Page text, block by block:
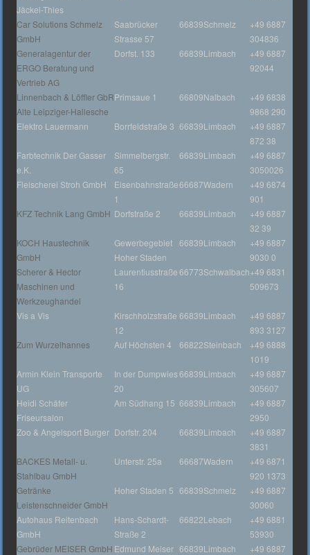
Jäckel-Thies
Car Solutions Schmelz
GmbH
Saabrücker
Strasse 57
66839Schmelz
+49 6887
304836
Generalagentur der
ERGO Beratung und
Vertrieb AG
Dorfst. 133 66839Limbach
+49 6887
92044
Linnenbach & Löffler GbR
Alte Leipziger-Hallesche
Primsaue 1 66809Nalbach
+49 6838
9868 290
Elektro Lauermann
Borrfeldstraße 3 66839Limbach
+49 6887
872 38
Farbtechnik Der Gasser
e.K.
Simmelbergstr.
65
66839Limbach
+49 6887
3050026
Fleischerei Stroh GmbH
Eisenbahnstraße
1
66687Wadern
+49 6874
901
KFZ Technik Lang GmbH Dorfstraße 2 66839Limbach
+49 6887
32 39
KOCH Haustechnik
GmbH
Gewerbegebiet
Hoher Staden
66839Limbach
+49 6887
9030 0
Scherer & Hector
Maschinen und
Werkzeughandel
Laurentiusstraße
16
66773Schwalbach+49 6831
509673
Vis a Vis
Kirschholzstraße
12
66839Limbach
+49 6887
893 3127
Zum Wurzelhannes
Auf Höchsten 4 66822Steinbach
+49 6888
1019
Armin Klein Transporte
UG
In der Dumpwies
20
66839Limbach
+49 6887
305607
Heidi Schäfer
Friseursalon
Am Südhang 15 66839Limbach
+49 6887
2950
Zoo & Angelsport Burger Dorfstr. 204 66839Limbach
+49 6887
3831
BACKES Metall- u.
Stahlbau GmbH
Unterstr. 25a 66687Wadern
+49 6871
920 1373
Getränke
Leistenschneider GmbH
Hoher Staden 5 66839Schmelz
+49 6887
30060
Autohaus Reitenbach
GmbH
Hans-Schardt-
Straße 2
66822Lebach
+49 6881
53930
Gebrüder MEISER GmbH Edmund Meiser 66839Limbach
+49 6887